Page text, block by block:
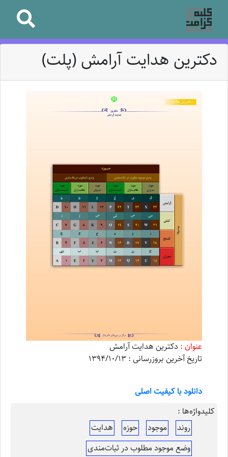
دکترین هدایت آرامش (پلت)
عنوان : دکترین هدایت آرامش
تاریخ آخرین بروزرسانی : 1394/10/13
دانلود با کیفیت اصلی
کلیدواژه‌ها :
روند
موجود حوزه
هدایت
وضع موجود مطلوب در ثبات‌مندی